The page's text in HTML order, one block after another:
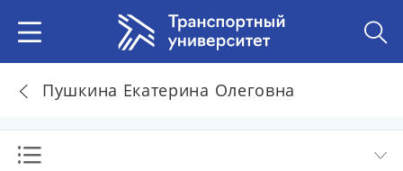
Пушкина Екатерина Олеговна